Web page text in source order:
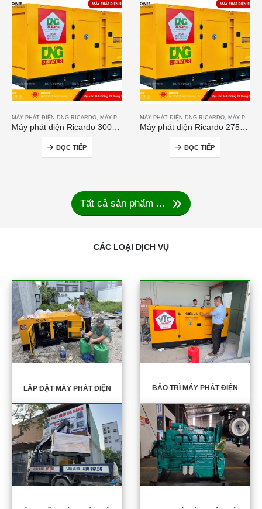
MÁY PHÁT ĐIỆN DNG RICARDO MÁY PHÁT ĐIỆN RICARDO
ĐỌC TIẾP
MÁY PHÁT ĐIỆN DNG RICARDO MÁY PHÁT ĐIỆN RICARDO
ĐỌC TIẾP
Tất cả sản phẩm ...
CÁC LOẠI DỊCH VỤ
LẮP ĐẶT MÁY PHÁT ĐIỆN BẢO TRÌ MÁY PHÁT ĐIỆN